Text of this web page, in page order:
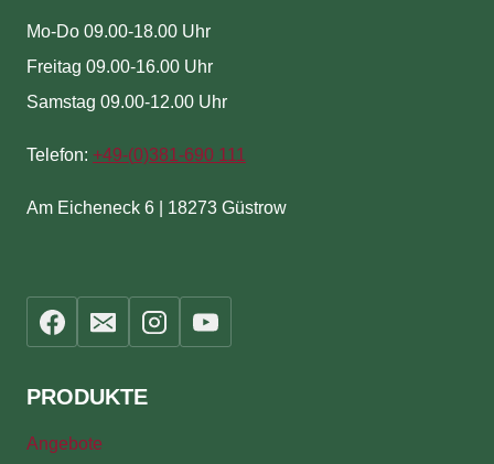
Mo-Do 09.00-18.00 Uhr
Freitag 09.00-16.00 Uhr
Samstag 09.00-12.00 Uhr
Telefon: +49-(0)381-690 111
Am Eicheneck 6 | 18273 Güstrow
PRODUKTE
Angebote